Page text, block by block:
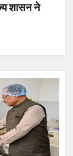
शासन ने